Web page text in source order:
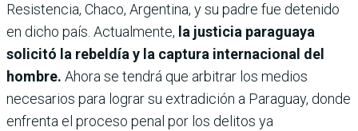
Resistencia, Chaco, Argentina, y su padre fue detenido
en dicho país. Actualmente, la justicia paraguaya
solicitó la rebeldía y la captura internacional del
hombre. Ahora se tendrá que arbitrar los medios
necesarios para lograr su extradición a Paraguay, donde
enfrenta el proceso penal por los delitos ya